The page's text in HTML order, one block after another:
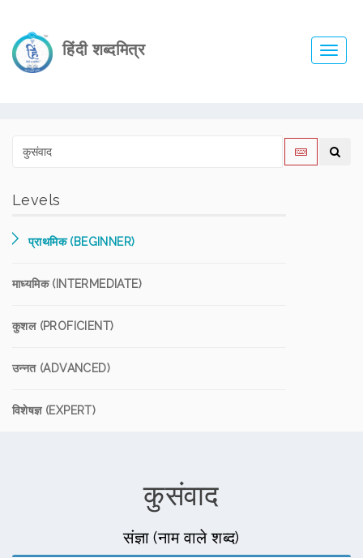
हिंदी शब्दमित्र
Levels
प्राथमिक (BEGINNER)
माध्यमिक (INTERMEDIATE)
कुशल (PROFICIENT)
उन्नत (ADVANCED)
विशेषज्ञ (EXPERT)
कुसंवाद
संज्ञा (नाम वाले शब्द)